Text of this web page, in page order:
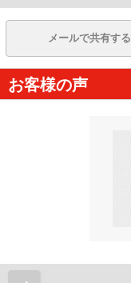
メールで共有する
お客様の声